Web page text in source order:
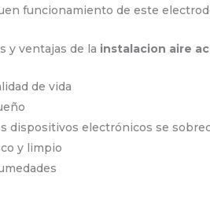
funcionamiento de este
y ventajas de la instalacion aire
de vida
dispositivos electrónicos se
y limpio